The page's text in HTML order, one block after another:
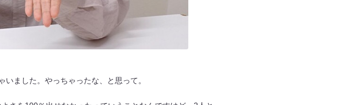
ました。やっちゃったな、と思って。